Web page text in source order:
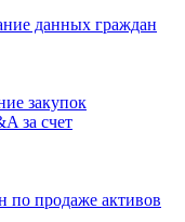
данных граждан
закупок
за счет
по продаже активов